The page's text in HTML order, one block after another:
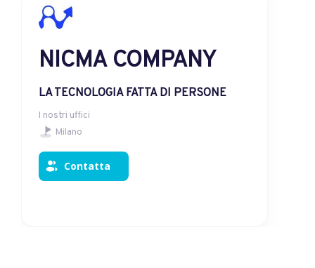
Tiramisù Energia
Digitale
La tua crescita è il nostro obiettivo
I nostri uffici
Genova